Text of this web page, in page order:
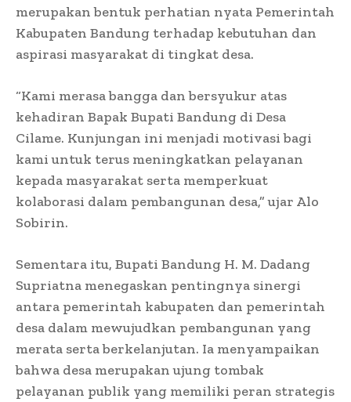
merupakan bentuk perhatian nyata Pemerintah
Kabupaten Bandung terhadap kebutuhan dan
aspirasi masyarakat di tingkat desa.
“Kami merasa bangga dan bersyukur atas
kehadiran Bapak Bupati Bandung di Desa
Cilame. Kunjungan ini menjadi motivasi bagi
kami untuk terus meningkatkan pelayanan
kepada masyarakat serta memperkuat
kolaborasi dalam pembangunan desa,” ujar Alo
Sobirin.
Sementara itu, Bupati Bandung H. M. Dadang
Supriatna menegaskan pentingnya sinergi
antara pemerintah kabupaten dan pemerintah
desa dalam mewujudkan pembangunan yang
merata serta berkelanjutan. Ia menyampaikan
bahwa desa merupakan ujung tombak
pelayanan publik yang memiliki peran strategis